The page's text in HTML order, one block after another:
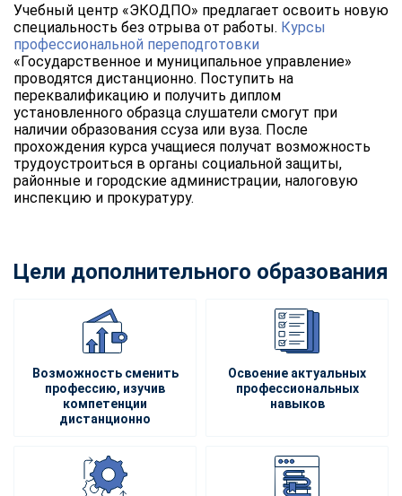
Учебный центр «ЭКОДПО» предлагает освоить новую
специальность без отрыва от работы. Курсы
профессиональной переподготовки
«Государственное и муниципальное управление»
проводятся дистанционно. Поступить на
переквалификацию и получить диплом
установленного образца слушатели смогут при
наличии образования ссуза или вуза. После
прохождения курса учащиеся получат возможность
трудоустроиться в органы социальной защиты,
районные и городские администрации, налоговую
инспекцию и прокуратуру.
Цели дополнительного образования
Возможность сменить
профессию, изучив
компетенции
дистанционно
Освоение актуальных
профессиональных
навыков